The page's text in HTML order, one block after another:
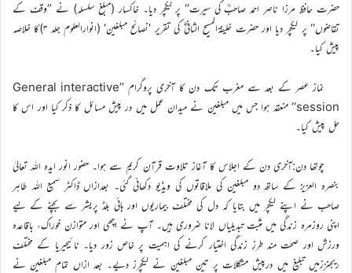
حضرت حافظ مرزا ناصر احمد صاحبؒ کی سیرت‘‘ پر لیکچر دیا۔ خاکسار (مبلغ سلسلہ) نے ’’وقف کے
تقاضوں‘‘ پر لیکچر دیا اور حضرت خلیفةالمسیح الثانیؓ کی تقریر ’نصائح مبلغین‘ (انوارالعلوم جلد ۳)کا خلاصہ
پیش کیا۔
نماز عصر کے بعد سے مغرب تک دن کا آخری پروگرام ’’General interactive
session‘‘ منعقد ہوا جس میں مبلغین نے میدان عمل میں در پیش مسائل کا ذکر کیا اور اس کا
حل پیش کیا۔
چوتھا دن:آخری دن کے اجلاس کا آغاز تلاوت قرآن کریم سے ہوا۔ حضور انور ایدہ اللہ تعالیٰ
بنصرہ العزیز کے ساتھ دو مبلغین کی ملاقاتوں کی ویڈیو دکھائی گئی۔ بعدازاں ڈاکٹر سمیع اللہ طاہر
صاحب نے اپنے لیکچر میں بتایا کہ دل کی مختلف بیماریوں اور ہائی بلڈ پریشر سے بچنے کے لیے
اپنی روزمرہ زندگی میں مثبت تبدیلیاں لانا ضروری ہیں۔ آپ نے اچھی اور متوازن خوراک، باقاعدہ
ورزش اور صحت مند طرزِ زندگی اختیار کرنے کی اہمیت پر خاص زور دیا۔ نائیجیریا کے مختلف
ریجنززمیں تبلیغ میں درپیش مشکلات پر تین مبلغین نے لیکچرز دیے۔ بعد ازاں تمام مبلغین نے